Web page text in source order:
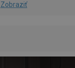
Zobraziť